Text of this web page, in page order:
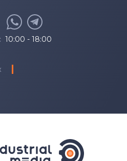
10:00 - 18:00